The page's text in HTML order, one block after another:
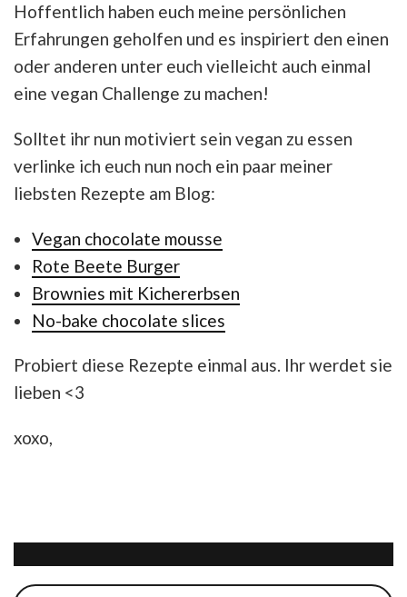
Hoffentlich haben euch meine persönlichen
Erfahrungen geholfen und es inspiriert den einen
oder anderen unter euch vielleicht auch einmal
eine vegan Challenge zu machen!
Solltet ihr nun motiviert sein vegan zu essen
verlinke ich euch nun noch ein paar meiner
liebsten Rezepte am Blog:
Vegan chocolate mousse
Rote Beete Burger
Brownies mit Kichererbsen
No-bake chocolate slices
Probiert diese Rezepte einmal aus. Ihr werdet sie
lieben <3
xoxo,